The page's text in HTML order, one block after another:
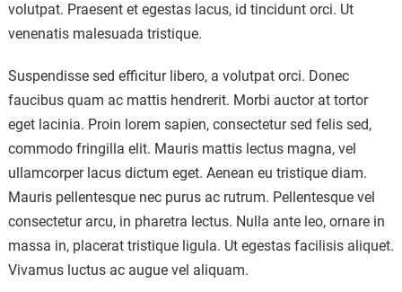
volutpat. Praesent et egestas lacus, id tincidunt orci. Ut
venenatis malesuada tristique.
Suspendisse sed efficitur libero, a volutpat orci. Donec
faucibus quam ac mattis hendrerit. Morbi auctor at tortor
eget lacinia. Proin lorem sapien, consectetur sed felis sed,
commodo fringilla elit. Mauris mattis lectus magna, vel
ullamcorper lacus dictum eget. Aenean eu tristique diam.
Mauris pellentesque nec purus ac rutrum. Pellentesque vel
consectetur arcu, in pharetra lectus. Nulla ante leo, ornare in
massa in, placerat tristique ligula. Ut egestas facilisis aliquet.
Vivamus luctus ac augue vel aliquam.